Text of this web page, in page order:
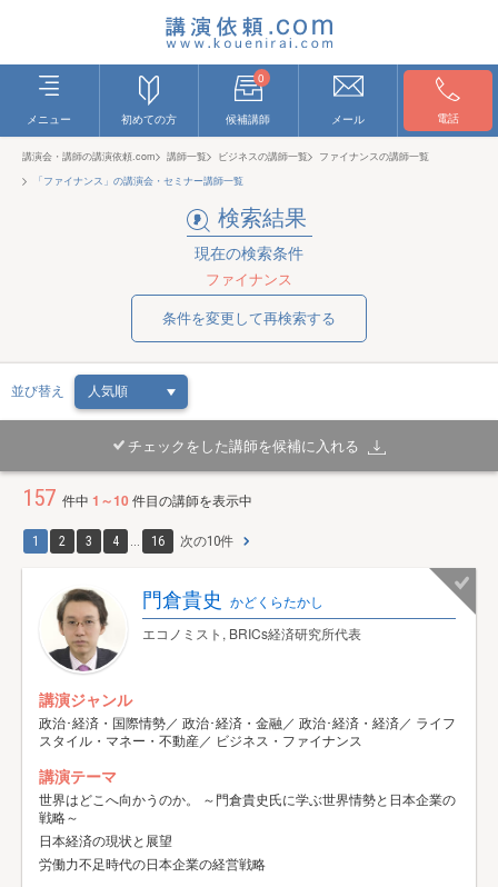
メニュー 初めての方
0
候補講師 メール 電話
講演会・講師の講演依頼.com 講師一覧 ビジネスの講師一覧
ファイナンスの講師一覧
「ファイナンス」の講演会・セミナー講師一覧
検索結果
現在の検索条件
ファイナンス
条件を変更して再検索する
並び替え
チェックをした講師を候補に入れる
157 件中 1～10件目の講師を表示中
1 2 3 4 ... 16 次の10件
門倉貴史 かどくらたかし
エコノミスト, BRICs経済研究所代表
講演ジャンル
政治･経済・国際情勢／ 政治･経済・金融／ 政治･経済・経済／ ライフ
スタイル・マネー・不動産／ ビジネス・ファイナンス
講演テーマ
世界はどこへ向かうのか。 ～門倉貴史氏に学ぶ世界情勢と日本企業の
戦略～
日本経済の現状と展望
労働力不足時代の日本企業の経営戦略